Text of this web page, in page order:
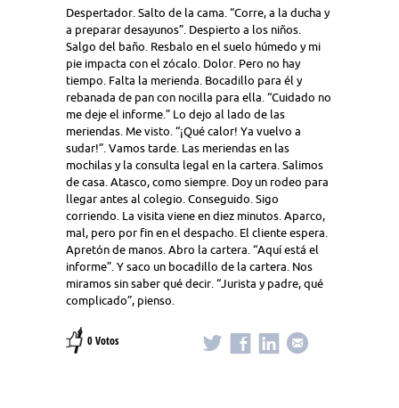
Despertador. Salto de la cama. “Corre, a la ducha y
a preparar desayunos”. Despierto a los niños.
Salgo del baño. Resbalo en el suelo húmedo y mi
pie impacta con el zócalo. Dolor. Pero no hay
tiempo. Falta la merienda. Bocadillo para él y
rebanada de pan con nocilla para ella. “Cuidado no
me deje el informe.” Lo dejo al lado de las
meriendas. Me visto. “¡Qué calor! Ya vuelvo a
sudar!”. Vamos tarde. Las meriendas en las
mochilas y la consulta legal en la cartera. Salimos
de casa. Atasco, como siempre. Doy un rodeo para
llegar antes al colegio. Conseguido. Sigo
corriendo. La visita viene en diez minutos. Aparco,
mal, pero por fin en el despacho. El cliente espera.
Apretón de manos. Abro la cartera. “Aquí está el
informe”. Y saco un bocadillo de la cartera. Nos
miramos sin saber qué decir. “Jurista y padre, qué
complicado”, pienso.
0 Votos